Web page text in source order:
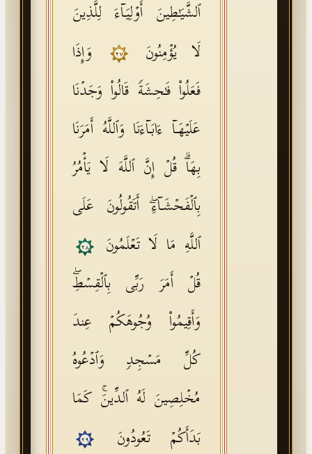
ٱلشَّیَـٰطِینَ أَوۡلِیَاۤءَ لِلَّذِینَ
لَا یُؤۡمِنُونَ
٢٧
وَإِذَا
فَعَلُوا۟ فَـٰحِشَةࣰ قَالُوا۟ وَجَدۡنَا
عَلَیۡهَاۤ ءَابَاۤءَنَا وَٱللَّهُ أَمَرَنَا
بِهَاۗ قُلۡ إِنَّ ٱللَّهَ لَا یَأۡمُرُ
بِٱلۡفَحۡشَاۤءِۖ أَتَقُولُونَ عَلَى
ٱللَّهِ مَا لَا تَعۡلَمُونَ
٢٨
قُلۡ أَمَرَ رَبِّی بِٱلۡقِسۡطِۖ
وَأَقِیمُوا۟ وُجُوهَكُمۡ عِندَ
كُلِّ مَسۡجِدࣲ وَٱدۡعُوهُ
مُخۡلِصِینَ لَهُ ٱلدِّینَۚ كَمَا
بَدَأَكُمۡ تَعُودُونَ
٢٩